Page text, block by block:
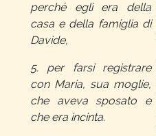
perché egli era della
casa e della famiglia di
Davide,
5. per farsi registrare
con Maria, sua moglie,
che aveva sposato e
che era incinta.